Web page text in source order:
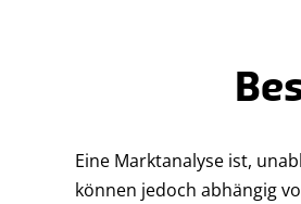
Eine Marktanalyse ist,
können jedoch abhängig